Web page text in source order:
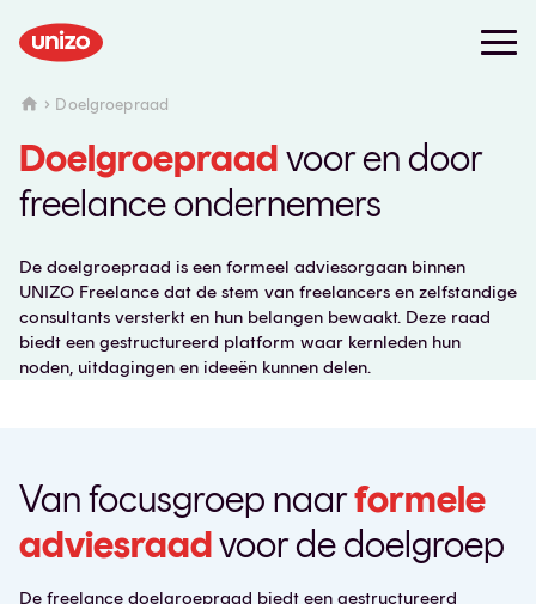
Doelgroepraad
Doelgroepraadvoor en door
freelance ondernemers
De doelgroepraad is een formeel adviesorgaan binnen
UNIZO Freelance dat de stem van freelancers en zelfstandige
consultants versterkt en hun belangen bewaakt. Deze raad
biedt een gestructureerd platform waar kernleden hun
noden, uitdagingen en ideeën kunnen delen.
Van focusgroep naarformele
adviesraadvoor de doelgroep
De freelance doelgroepraad biedt een gestructureerd